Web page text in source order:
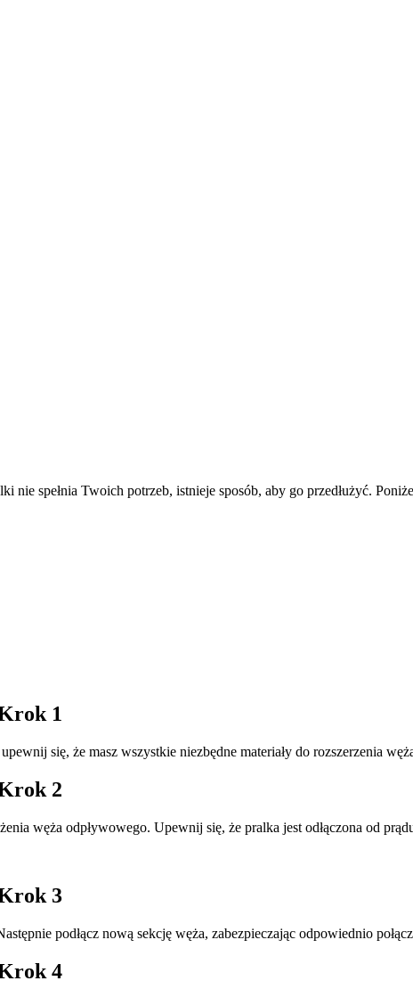
nie spełnia Twoich potrzeb, istnieje sposób, aby go przedłużyć.
1
się, że masz wszystkie niezbędne materiały do rozszerzenia
2
węża odpływowego. Upewnij się, że pralka jest odłączona od
3
podłącz nową sekcję węża, zabezpieczając odpowiednio
4